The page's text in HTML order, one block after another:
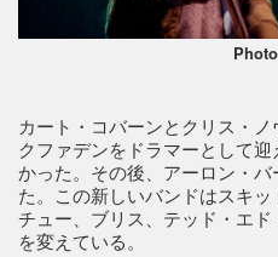
カート・コバーンとクリス・
クファデンをドラマーとして
かった。その後、アーロン・
た。この新しいバンドはスキ
チュー、ブリス、テッド・エ
を変えている。